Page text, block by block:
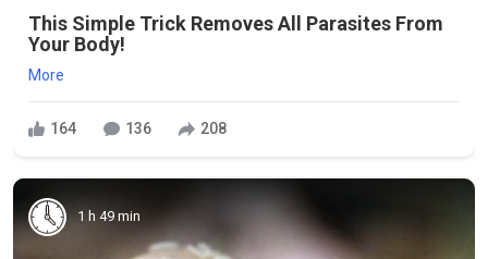
This Simple Trick Removes All Parasites From
Your Body!
More
164 136 208
1 h 49 min